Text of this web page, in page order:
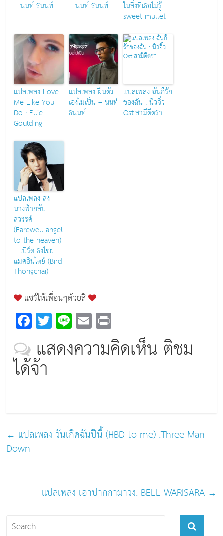
– นนท์ ธนนท์ – นนท์ ธนนท์ ในสิ่งที่เธอไม่รู้ –
sweet mullet
แปลเพลง Love
Me Like You
Do : Ellie
Goulding
แปลเพลง ฝืนตัว
เองไม่เป็น – นนท์
ธนนท์
แปลเพลง ฉันก็รัก
ของฉัน : นิวจิ๋ว
Ost.สามีตีตรา
แปลเพลง ส่ง
นางฟ้ากลับ
สวรรค์
(Farewell angel
to the heaven)
– เบิร์ด ธงไชย
แมคอินไตย์ (Bird
Thongchai)
แชร์ให้เพื่อนๆด้วยสิ
F
a
c
e
b
k
T
wi
tt
Li
n
e
E
m
ai
in
t
แสดงความคิดเห็น ติชม
ได้จ้า
← แปลเพลง วันเกิดฉันปีนี้ (HBD to me) :Three Man
Down
แปลเพลง เอาปากกามาวง: BELL WARISARA →